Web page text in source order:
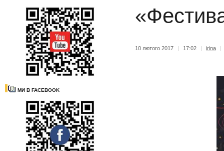
МИ В FACEBOOK
10 лютого 2017 | 17:02 | irina |